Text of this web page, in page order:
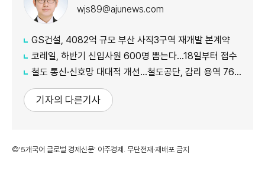
wjs89@ajunews.com
GS건설, 4082억 규모 부산 사직3구역 재개발 본계약
코레일, 하반기 신입사원 600명 뽑는다…18일부터 접수
철도 통신·신호망 대대적 개선…철도공단, 감리 용역 761억원 발주
기자의 다른기사
©'5개국어 글로벌 경제신문' 아주경제. 무단전재·재배포 금지